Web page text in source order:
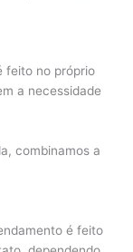
feito no próprio
a necessidade
combinamos a
é feito